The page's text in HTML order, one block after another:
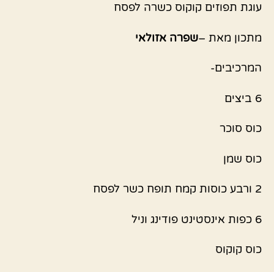
עוגת תפוזים קוקוס כשרה לפסח
מתכון מאת –שפרה אזולאי
המרכיבים-
6 ביצים
כוס סוכר
כוס שמן
2 ורבע כוסות קמח תופח כשר לפסח
6 כפות אינסטינט פודינג וניל
כוס קוקוס